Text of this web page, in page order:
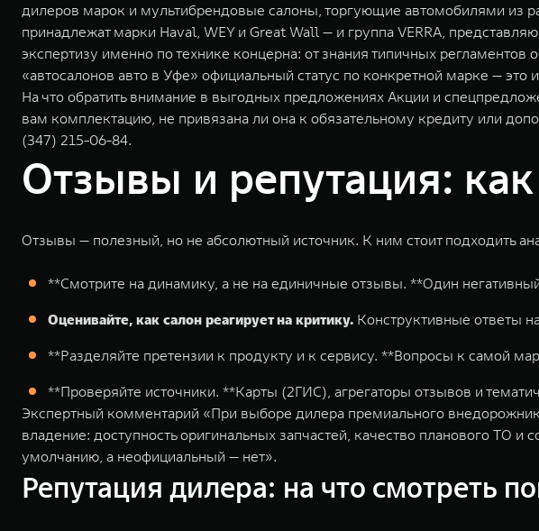
дилеров марок и мультибрендовые салоны, торгующие автомобилями из
принадлежат марки Haval, WEY и Great Wall — и группа VERRA,
экспертизу именно по технике концерна: от знания типичных
«автосалонов авто в Уфе» официальный статус по конкретной марке —
На что обратить внимание в выгодных предложениях Акции и
вам комплектацию, не привязана ли она к обязательному кредиту или
(347) 215-06-84.
Отзывы и репутация:
Отзывы — полезный, но не абсолютный источник. К ним стоит подходить
**Смотрите на динамику, а не на единичные отзывы. **Один
Оценивайте, как салон реагирует на критику. Конструктивные ответы
**Разделяйте претензии к продукту и к сервису. **Вопросы к самой
**Проверяйте источники. **Карты (2ГИС), агрегаторы отзывов и
Экспертный комментарий «При выборе дилера премиального
владение: доступность оригинальных запчастей, качество планового ТО
умолчанию, а неофициальный — нет».
Репутация дилера: на что смотреть